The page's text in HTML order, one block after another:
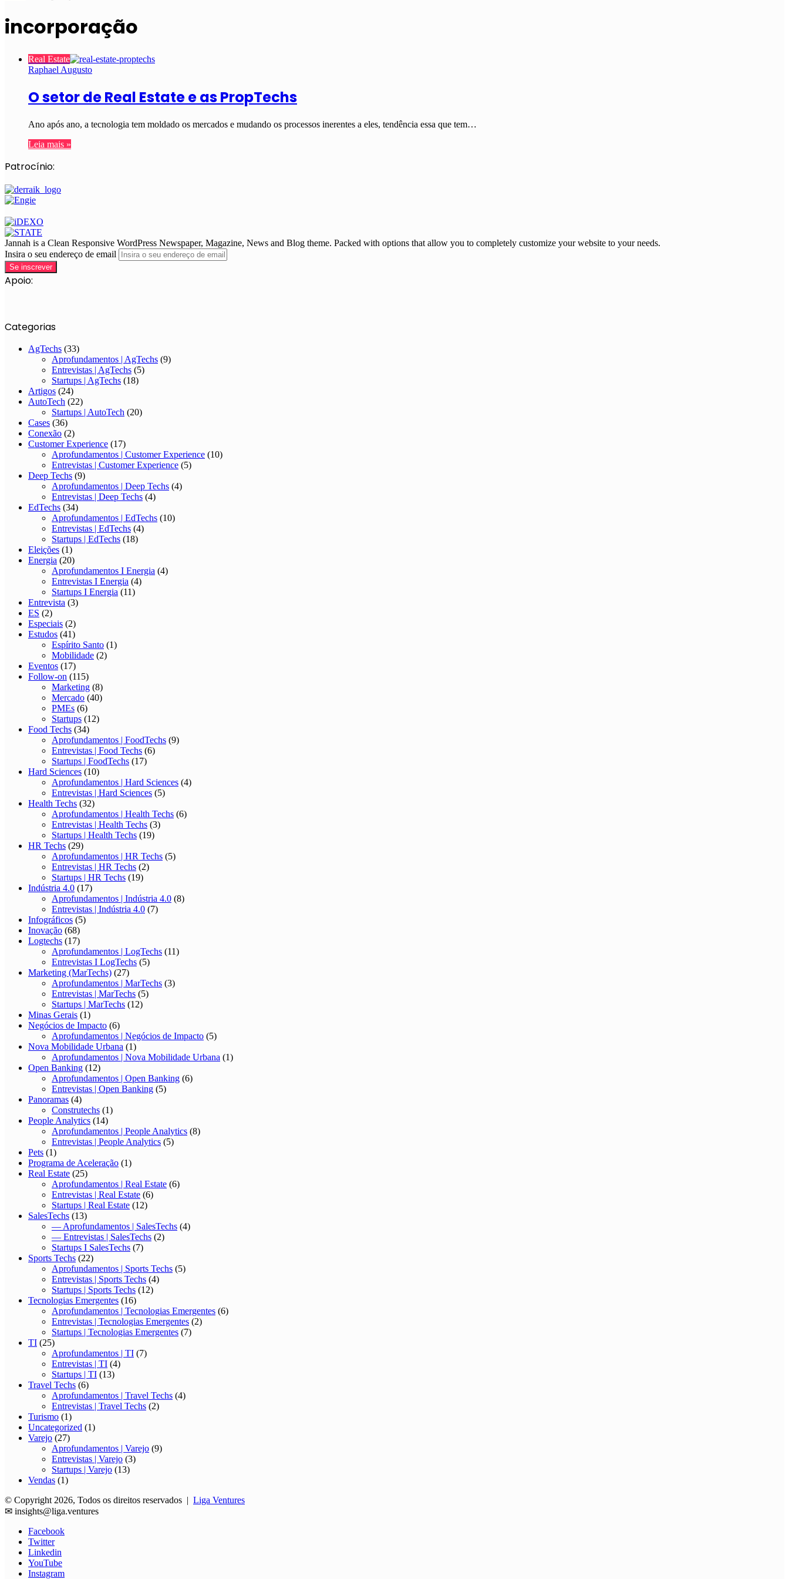
incorporação
Real Estate
Raphael Augusto
O setor de Real Estate e as PropTechs
Ano após ano, a tecnologia tem moldado os mercados e mudando os processos inerentes a eles, tendência essa que tem…
Leia mais »
Patrocínio:
Jannah is a Clean Responsive WordPress Newspaper, Magazine, News and Blog theme. Packed with options that allow you to completely customize your website to your needs.
Insira o seu endereço de email
Apoio:
Categorias
AgTechs (33)
Aprofundamentos | AgTechs (9)
Entrevistas | AgTechs (5)
Startups | AgTechs (18)
Artigos (24)
AutoTech (22)
Startups | AutoTech (20)
Cases (36)
Conexão (2)
Customer Experience (17)
Aprofundamentos | Customer Experience (10)
Entrevistas | Customer Experience (5)
Deep Techs (9)
Aprofundamentos | Deep Techs (4)
Entrevistas | Deep Techs (4)
EdTechs (34)
Aprofundamentos | EdTechs (10)
Entrevistas | EdTechs (4)
Startups | EdTechs (18)
Eleições (1)
Energia (20)
Aprofundamentos I Energia (4)
Entrevistas I Energia (4)
Startups I Energia (11)
Entrevista (3)
ES (2)
Especiais (2)
Estudos (41)
Espírito Santo (1)
Mobilidade (2)
Eventos (17)
Follow-on (115)
Marketing (8)
Mercado (40)
PMEs (6)
Startups (12)
Food Techs (34)
Aprofundamentos | FoodTechs (9)
Entrevistas | Food Techs (6)
Startups | FoodTechs (17)
Hard Sciences (10)
Aprofundamentos | Hard Sciences (4)
Entrevistas | Hard Sciences (5)
Health Techs (32)
Aprofundamentos | Health Techs (6)
Entrevistas | Health Techs (3)
Startups | Health Techs (19)
HR Techs (29)
Aprofundamentos | HR Techs (5)
Entrevistas | HR Techs (2)
Startups | HR Techs (19)
Indústria 4.0 (17)
Aprofundamentos | Indústria 4.0 (8)
Entrevistas | Indústria 4.0 (7)
Infográficos (5)
Inovação (68)
Logtechs (17)
Aprofundamentos | LogTechs (11)
Entrevistas I LogTechs (5)
Marketing (MarTechs) (27)
Aprofundamentos | MarTechs (3)
Entrevistas | MarTechs (5)
Startups | MarTechs (12)
Minas Gerais (1)
Negócios de Impacto (6)
Aprofundamentos | Negócios de Impacto (5)
Nova Mobilidade Urbana (1)
Aprofundamentos | Nova Mobilidade Urbana (1)
Open Banking (12)
Aprofundamentos | Open Banking (6)
Entrevistas | Open Banking (5)
Panoramas (4)
Construtechs (1)
People Analytics (14)
Aprofundamentos | People Analytics (8)
Entrevistas | People Analytics (5)
Pets (1)
Programa de Aceleração (1)
Real Estate (25)
Aprofundamentos | Real Estate (6)
Entrevistas | Real Estate (6)
Startups | Real Estate (12)
SalesTechs (13)
— Aprofundamentos | SalesTechs (4)
— Entrevistas | SalesTechs (2)
Startups I SalesTechs (7)
Sports Techs (22)
Aprofundamentos | Sports Techs (5)
Entrevistas | Sports Techs (4)
Startups | Sports Techs (12)
Tecnologias Emergentes (16)
Aprofundamentos | Tecnologias Emergentes (6)
Entrevistas | Tecnologias Emergentes (2)
Startups | Tecnologias Emergentes (7)
TI (25)
Aprofundamentos | TI (7)
Entrevistas | TI (4)
Startups | TI (13)
Travel Techs (6)
Aprofundamentos | Travel Techs (4)
Entrevistas | Travel Techs (2)
Turismo (1)
Uncategorized (1)
Varejo (27)
Aprofundamentos | Varejo (9)
Entrevistas | Varejo (3)
Startups | Varejo (13)
Vendas (1)
© Copyright 2026, Todos os direitos reservados | Liga Ventures
✉ insights@liga.ventures
Facebook
Twitter
Linkedin
YouTube
Instagram